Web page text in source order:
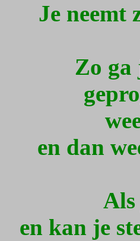
Je neemt
Zo ga
en dan
Als
en kan je